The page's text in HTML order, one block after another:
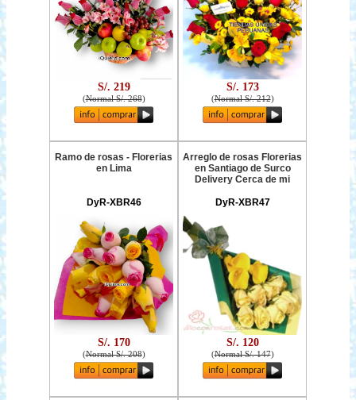
S/. 219
(Normal S/. 268)
S/. 173
(Normal S/. 212)
Ramo de rosas - Florerias
en Lima
DyR-XBR46
S/. 170
(Normal S/. 208)
Arreglo de rosas Florerias
en Santiago de Surco
Delivery Cerca de mi
DyR-XBR47
S/. 120
(Normal S/. 147)